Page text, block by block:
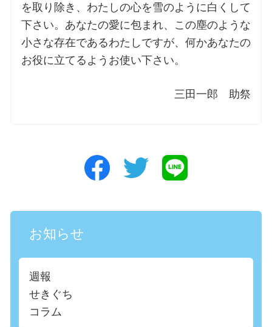
を取り除き、わたしの心を雪のように白くして
下さい。あなたの愛に包まれ、この塵のような
小さな存在であるわたしですが、何かあなたの
お役に立てるようお使い下さい。
三田一郎 助祭
お知らせ
週報
せきぐち
コラム